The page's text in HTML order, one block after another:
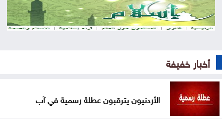
احتراق 3206 مركبات في الأردن خلال عامين
السعودية للحوثيين: التحالف لن يقف مكتوف اليدين
توجيه لإزالة المركبات المهملة والمعطلة في الرصيفة
على هامش التعديل على قانون الجامعات الأردنية
أخبار خفيفة
الأردنيون يترقبون عطلة رسمية في آب